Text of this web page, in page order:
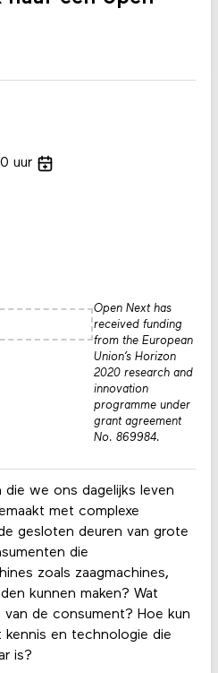
die we ons dagelijks leven
met complexe
gesloten deuren van grote
die
zoals zaagmachines,
kunnen maken? Wat
de consument? Hoe kun
en technologie die
is?
uur
Open Next has
received funding
from the European
Union’s Horizon
2020 research and
innovation
programme under
grant agreement
No. 869984.